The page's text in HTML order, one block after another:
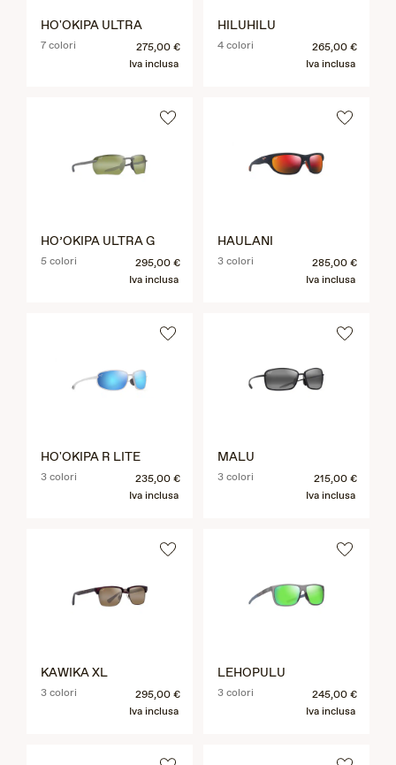
HO'OKIPA ULTRA
7 colori
275,00 €
Iva inclusa
HILUHILU
4 colori
265,00 €
Iva inclusa
HO’OKIPA ULTRA G
5 colori
295,00 €
Iva inclusa
HAULANI
3 colori
285,00 €
Iva inclusa
HO'OKIPA R LITE
3 colori
235,00 €
Iva inclusa
MALU
3 colori
215,00 €
Iva inclusa
KAWIKA XL
3 colori
295,00 €
Iva inclusa
LEHOPULU
3 colori
245,00 €
Iva inclusa